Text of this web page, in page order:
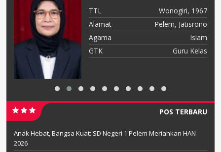
TTL
Wonogiri, 1967
Alamat
Pelem, Jatisrono
Agama
Islam
GTK
Guru Kelas
POS TERBARU
Anak Hebat, Bangsa Kuat: SD Negeri 1 Pelem Meriahkan HAN
2026